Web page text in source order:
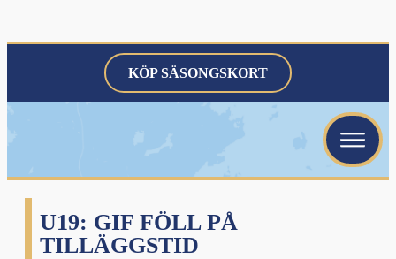
KÖP SÄSONGSKORT
U19: GIF FÖLL PÅ
TILLÄGGSTID